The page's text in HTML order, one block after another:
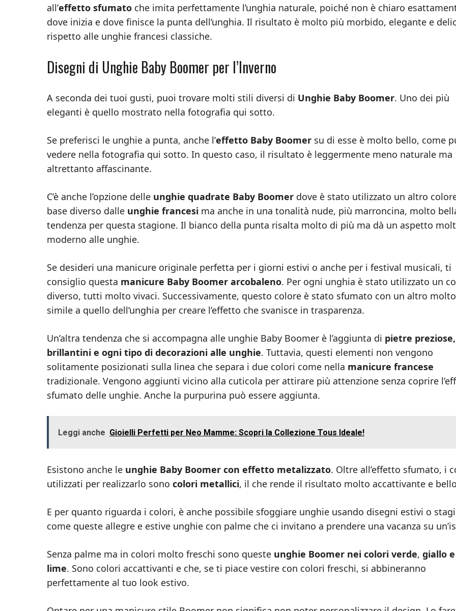
all’effetto sfumato che imita perfettamente l’unghia naturale, poiché non è chiaro
dove inizia e dove finisce la punta dell’unghia. Il risultato è molto più morbido, elegante e
rispetto alle unghie francesi classiche.
Disegni di Unghie Baby Boomer per l’Inverno
A seconda dei tuoi gusti, puoi trovare molti stili diversi di Unghie Baby Boomer. Uno dei più
eleganti è quello mostrato nella fotografia qui sotto.
Se preferisci le unghie a punta, anche l’effetto Baby Boomer su di esse è molto bello, come
vedere nella fotografia qui sotto. In questo caso, il risultato è leggermente meno naturale ma
altrettanto affascinante.
C’è anche l’opzione delle unghie quadrate Baby Boomer dove è stato utilizzato un altro
base diverso dalle unghie francesi ma anche in una tonalità nude, più marroncina, molto
tendenza per questa stagione. Il bianco della punta risalta molto di più ma dà un aspetto
moderno alle unghie.
Se desideri una manicure originale perfetta per i giorni estivi o anche per i festival musicali, ti
consiglio questa manicure Baby Boomer arcobaleno. Per ogni unghia è stato utilizzato un
diverso, tutti molto vivaci. Successivamente, questo colore è stato sfumato con un altro molto
simile a quello dell’unghia per creare l’effetto che svanisce in trasparenza.
Un’altra tendenza che si accompagna alle unghie Baby Boomer è l’aggiunta di pietre preziose,
brillantini e ogni tipo di decorazioni alle unghie. Tuttavia, questi elementi non vengono
solitamente posizionati sulla linea che separa i due colori come nella manicure francese
tradizionale. Vengono aggiunti vicino alla cuticola per attirare più attenzione senza coprire
sfumato delle unghie. Anche la purpurina può essere aggiunta.
Leggi anche Gioielli Perfetti per Neo Mamme: Scopri la Collezione Tous Ideale!
Esistono anche le unghie Baby Boomer con effetto metalizzato. Oltre all’effetto sfumato, i
utilizzati per realizzarlo sono colori metallici, il che rende il risultato molto accattivante e
E per quanto riguarda i colori, è anche possibile sfoggiare unghie usando disegni estivi o
come queste allegre e estive unghie con palme che ci invitano a prendere una vacanza su
Senza palme ma in colori molto freschi sono queste unghie Boomer nei colori verde, giallo e
lime. Sono colori accattivanti e che, se ti piace vestire con colori freschi, si abbineranno
perfettamente al tuo look estivo.